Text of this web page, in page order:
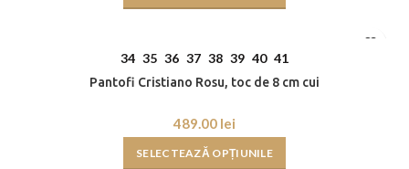
34 35 36 37 38 39 40 41
Pantofi Cristiano Rosu, toc de 8 cm cui
lei
SELECTEAZĂ OPȚIUNILE